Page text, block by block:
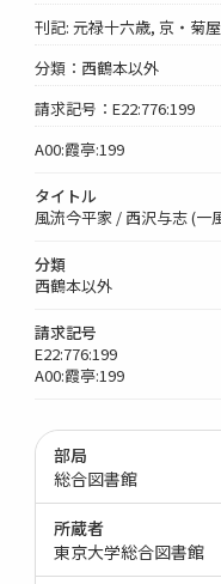
刊記: 元禄十六歳, 京・菊
分類：西鶴本以外
請求記号：E22:776:199
A00:霞亭:199
タイトル
風流今平家 / 西沢与志 (一
分類
西鶴本以外
請求記号
E22:776:199
A00:霞亭:199
部局
総合図書館
所蔵者
東京大学総合図書館